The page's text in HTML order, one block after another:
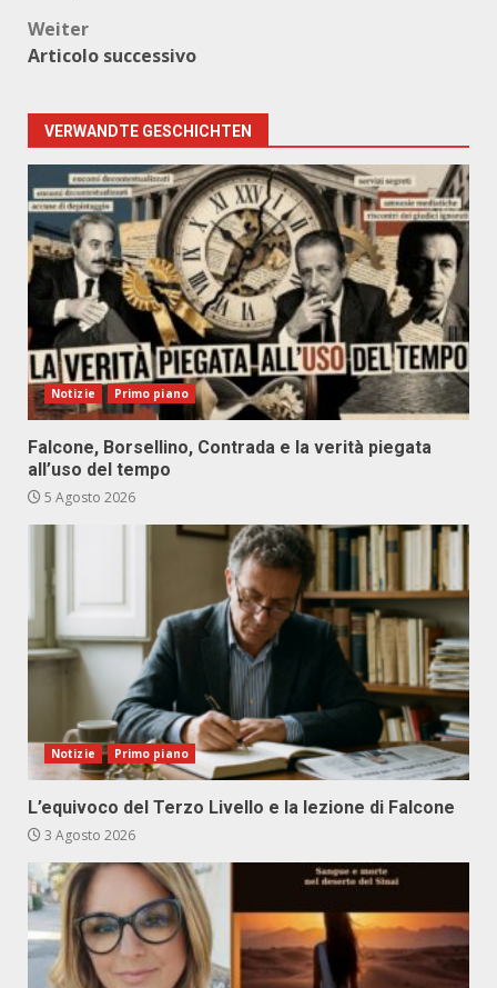
Weiter
Articolo successivo
VERWANDTE GESCHICHTEN
Notizie Primo piano
Falcone, Borsellino, Contrada e la verità piegata
all’uso del tempo
5 Agosto 2026
Notizie Primo piano
L’equivoco del Terzo Livello e la lezione di Falcone
3 Agosto 2026